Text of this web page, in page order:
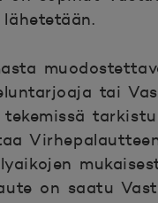
tai
on saatu